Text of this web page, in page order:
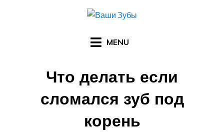
MENU
Что делать если
сломался зуб под
корень